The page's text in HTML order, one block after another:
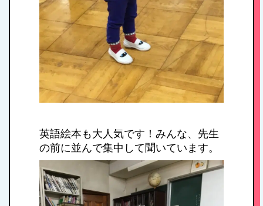
HOME
私たちの思い・教
育方針
1日のスケジュール
英語絵本も大人気です！みんな、先生
の前に並んで集中して聞いています。